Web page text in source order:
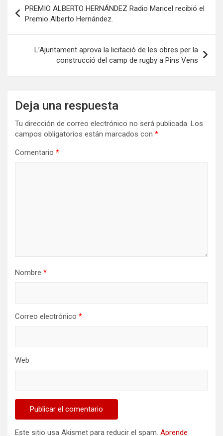
de
entradas
PREMIO ALBERTO HERNÁNDEZ Radio Maricel recibió el
Premio Alberto Hernández.
L’Ajuntament aprova la licitació de les obres per la
construcció del camp de rugby a Pins Vens
Deja una respuesta
Tu dirección de correo electrónico no será publicada. Los
campos obligatorios están marcados con *
Comentario *
Nombre *
Correo electrónico *
Web
Este sitio usa Akismet para reducir el spam. Aprende